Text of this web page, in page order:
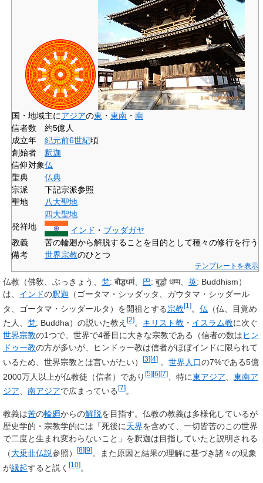
国・地域主にアジアの東 ・ 東南 ・ 南
信者数
約5億人
成立年
紀元前6世紀頃
創始者
釈迦
信仰対象仏
聖典
仏典
宗派
下記宗派参照
聖地
八大聖地
四大聖地
発祥地
インド ・ ブッダガヤ
教義
苦の輪廻から解脱することを目的として種々の修行を行う
備考
世界宗教のひとつ
テンプレートを表示
仏教 （佛敎、ぶっきょう、 梵: बौद्धधर्म、 巴: बुद्धो धम्म、 英: Buddhism）
は、 インドの釈迦 （ ゴータマ・シッダッタ
ガウタマ・シッダール
タ
ゴータマ・シッダールタ ）を開祖とする宗教[1 ]。 仏 （仏 、目覚め
た人、 梵: Buddha）の説いた教え [2] 。 キリスト教 ・ イスラム教に次ぐ
世界宗教の1つで、世界で4番目に大きな宗教である（信者の数はヒン
ドゥー教の方が多いが、ヒンドゥー教は信者がほぼインドに限られて
いるため、世界宗教とは言いがたい）
[3][4] 。 世界人口の7%である5億
2000万人以上が仏教徒（信者）であり [5][6][7] 、特に東アジア
東南ア
ジア
南アジアで広まっている [7] 。
教義は苦の輪廻からの解脱を目指す。仏教の教義は多様化しているが
歴史学的・宗教学的には「死後に天界を含めて、一切皆苦のこの世界
で二度と生まれ変わらないこと」を釈迦は目指していたと説明される
（大乗非仏説参照） [8][9] 。また原因と結果の理解に基づき諸々の現象
が縁起すると説く [10] 。